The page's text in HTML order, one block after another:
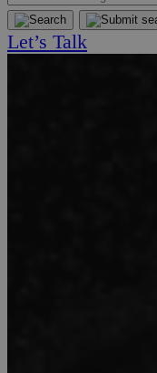
Let’s Talk